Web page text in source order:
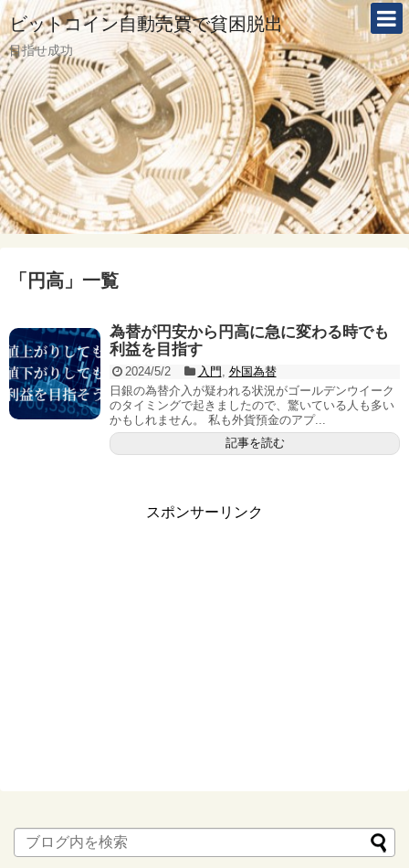
ビットコイン自動売買で貧困脱出
目指せ成功
「 円高 」 一覧
為替が円安から円高に急に変わる時でも
利益を目指す
2024/5/2 入門
外国為替
日銀の為替介入が疑われる状況がゴールデンウイーク
のタイミングで起きましたので、驚いている人も多い
かもしれません。 私も外貨預金のアプ...
記事を読む
スポンサーリンク